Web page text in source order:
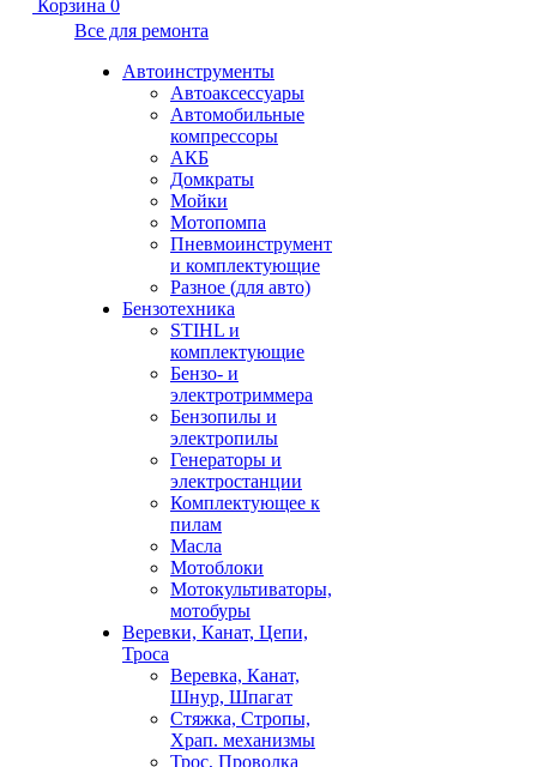
Корзина 0
Все для ремонта
Автоинструменты
Автоаксессуары
Автомобильные
компрессоры
АКБ
Домкраты
Мойки
Мотопомпа
Пневмоинструмент
и комплектующие
Разное (для авто)
Бензотехника
STIHL и
комплектующие
Бензо- и
электротриммера
Бензопилы и
электропилы
Генераторы и
электростанции
Комплектующее к
пилам
Масла
Мотоблоки
Мотокультиваторы,
мотобуры
Веревки, Канат, Цепи,
Троса
Веревка, Канат,
Шнур, Шпагат
Стяжка, Стропы,
Храп. механизмы
Трос, Проволка